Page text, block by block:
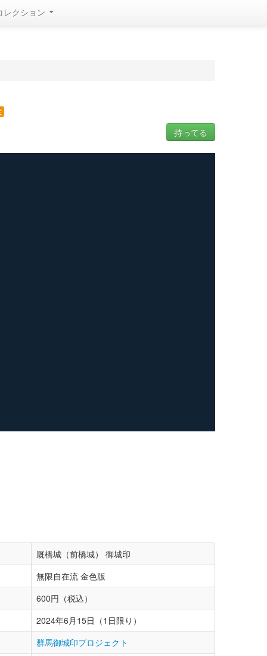
レクション
持ってる
厩橋城（前橋城） 御城印
無限自在流 金色版
600円（税込）
2024年6月15日（1日限り）
群馬御城印プロジェクト